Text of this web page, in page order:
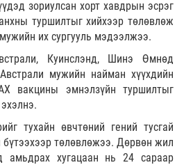
зориулсан хорт хавдрын эсрэг
туршилтыг хийхээр төлөвлөж
их сургууль мэдээлжээ.
Куинслэнд, Шинэ Өмнөд
мужийн найман хүүхдийн
вакцины эмнэлзүйн туршилтыг
тухайн өвчтөний гений тусгай
төлөвлөжээ. Дөрвөн жил
амьдрах хугацаан нь 24 сараар